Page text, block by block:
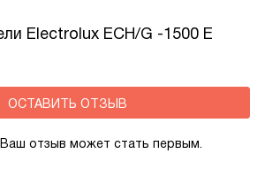
Electrolux ECH/G -1500 E
ОСТАВИТЬ ОТЗЫВ
отзыв может стать первым.